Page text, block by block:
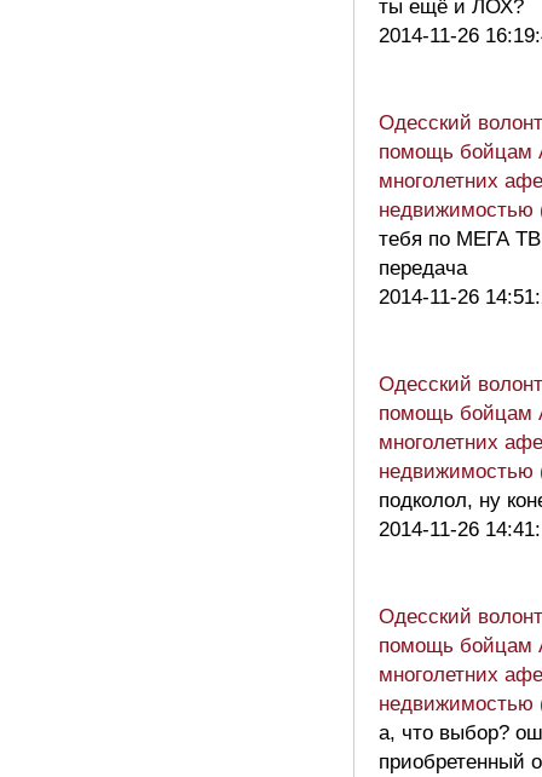
ты ещё и ЛОХ?
2014-11-26
Одесский
помощь бойцам
многолетних
недвижимостью
тебя по МЕГА ТВ
передача
2014-11-26
Одесский
помощь бойцам
многолетних
недвижимостью
подколол, ну
2014-11-26
Одесский
помощь бойцам
многолетних
недвижимостью
а, что выбор?
приобретенный